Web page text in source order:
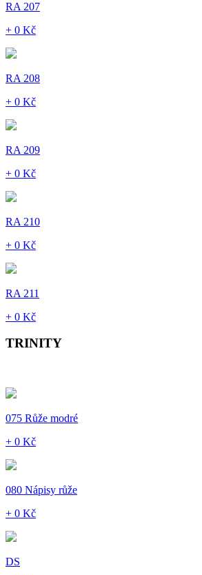
RA 207
+ 0 Kč
RA 208
+ 0 Kč
RA 209
+ 0 Kč
RA 210
+ 0 Kč
RA 211
+ 0 Kč
TRINITY
075 Růže modré
+ 0 Kč
080 Nápisy růže
+ 0 Kč
DS